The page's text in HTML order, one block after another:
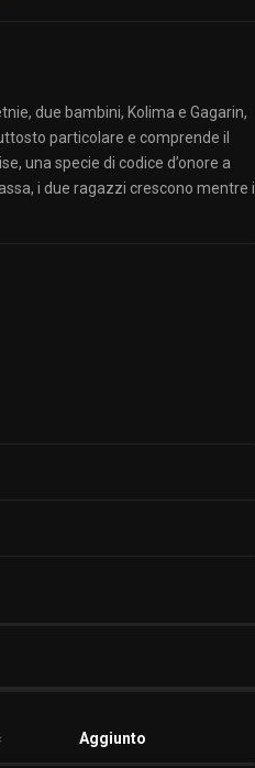
due bambini, Kolima e Gagarin,
particolare e comprende il
una specie di codice d’onore a
i due ragazzi crescono mentre il
Aggiunto